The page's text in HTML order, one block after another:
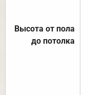
Высота от пола
до потолка